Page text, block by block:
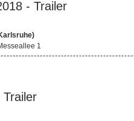
- Trailer
1
Trailer